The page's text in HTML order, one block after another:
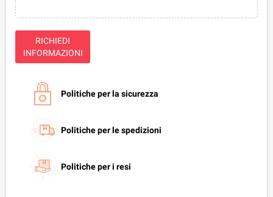
RICHIEDI
INFORMAZIONI
Politiche per la sicurezza
Politiche per le spedizioni
Politiche per i resi